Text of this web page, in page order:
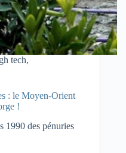
tech,
: le Moyen-Orient
!
1990 des pénuries